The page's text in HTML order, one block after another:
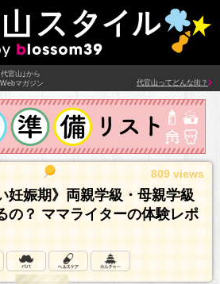
官山｣から
マガジン
代官山ってどんな街？
809 views
妊娠期》両親学級・母親学級
の？ ママライターの体験レポ